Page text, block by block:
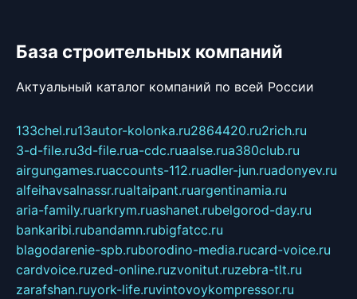
База строительных компаний
Актуальный каталог компаний по всей России
133chel.ru13autor-kolonka.ru2864420.ru2rich.ru
3-d-file.ru3d-file.rua-cdc.ruaalse.rua380club.ru
airgungames.ruaccounts-112.ruadler-jun.ruadonyev.ru
alfeihavsalnassr.rualtaipant.ruargentinamia.ru
aria-family.ruarkrym.ruashanet.rubelgorod-day.ru
bankaribi.rubandamn.rubigfatcc.ru
blagodarenie-spb.ruborodino-media.rucard-voice.ru
cardvoice.ruzed-online.ruzvonitut.ruzebra-tlt.ru
zarafshan.ruyork-life.ruvintovoykompressor.ru